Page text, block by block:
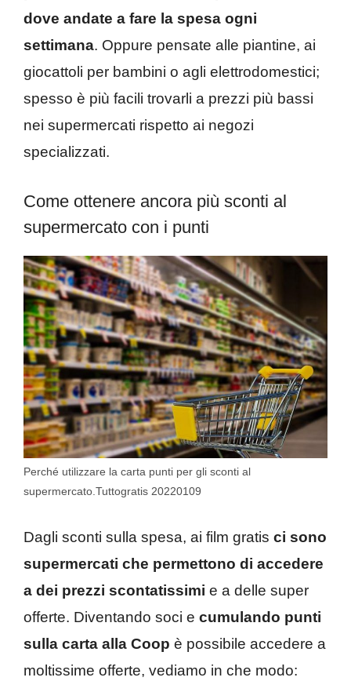
dove andate a fare la spesa ogni
settimana. Oppure pensate alle piantine, ai
giocattoli per bambini o agli elettrodomestici;
spesso è più facili trovarli a prezzi più bassi
nei supermercati rispetto ai negozi
specializzati.
Come ottenere ancora più sconti al
supermercato con i punti
Perché utilizzare la carta punti per gli sconti al
supermercato.Tuttogratis 20220109
Dagli sconti sulla spesa, ai film gratis ci sono
supermercati che permettono di accedere
a dei prezzi scontatissimi e a delle super
offerte. Diventando soci e cumulando punti
sulla carta alla Coop è possibile accedere a
moltissime offerte, vediamo in che modo: